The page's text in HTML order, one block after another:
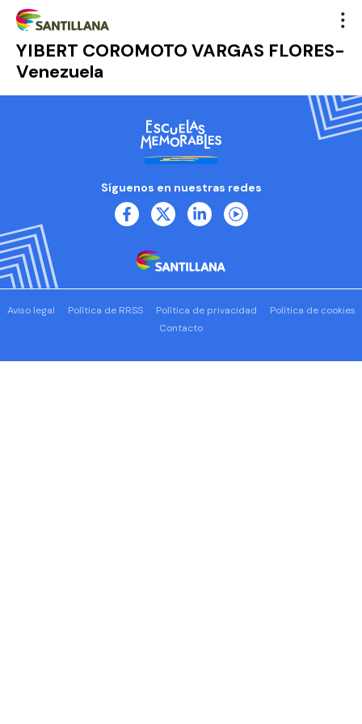
YIBERT COROMOTO VARGAS FLORES-
Venezuela
Síguenos en nuestras redes
Aviso legal Política de RRSS Política de privacidad
Política de cookies
Contacto